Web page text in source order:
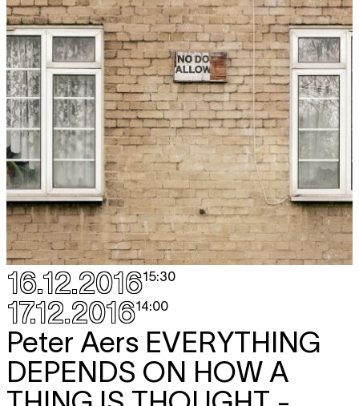
16.12.201615:30
17.12.201614:00
Peter Aers EVERYTHING
DEPENDS ON HOW A